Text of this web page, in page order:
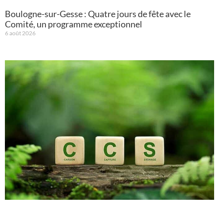
Boulogne-sur-Gesse : Quatre jours de fête avec le
Comité, un programme exceptionnel
6 août 2026